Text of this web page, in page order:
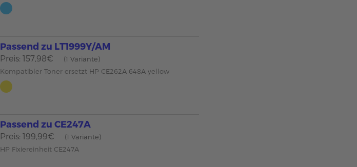
Passend zu LT1999Y/AM
Preis: 157,98€
(1 Variante)
Kompatibler Toner ersetzt HP CE262A 648A yellow
Passend zu CE247A
Preis: 199,99€
(1 Variante)
HP Fixiereinheit CE247A